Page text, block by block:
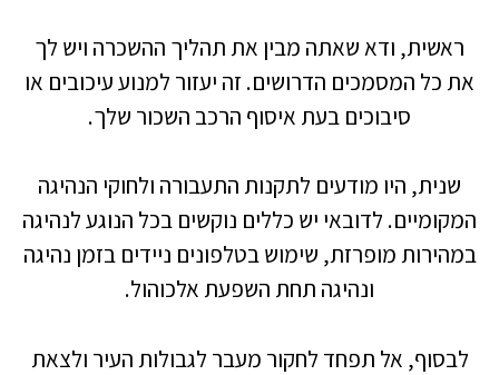
ראשית, ודא שאתה מבין את תהליך ההשכרה ויש לך
את כל המסמכים הדרושים. זה יעזור למנוע עיכובים או
סיבוכים בעת איסוף הרכב השכור שלך.
שנית, היו מודעים לתקנות התעבורה ולחוקי הנהיגה
המקומיים. לדובאי יש כללים נוקשים בכל הנוגע לנהיגה
במהירות מופרזת, שימוש בטלפונים ניידים בזמן נהיגה
ונהיגה תחת השפעת אלכוהול.
לבסוף, אל תפחד לחקור מעבר לגבולות העיר ולצאת